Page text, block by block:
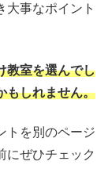
大事なポイント
教室を選んでし
もしれません。
トを別のページ
にぜひチェック